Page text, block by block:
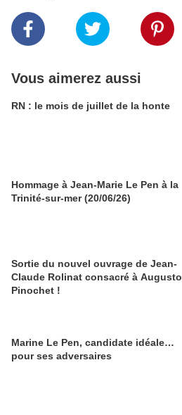
Vous aimerez aussi
RN : le mois de juillet de la honte
Hommage à Jean-Marie Le Pen à la
Trinité-sur-mer (20/06/26)
Sortie du nouvel ouvrage de Jean-
Claude Rolinat consacré à Augusto
Pinochet !
Marine Le Pen, candidate idéale…
pour ses adversaires